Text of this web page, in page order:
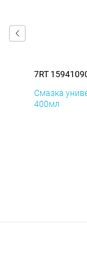
7RT
Смазка
400мл